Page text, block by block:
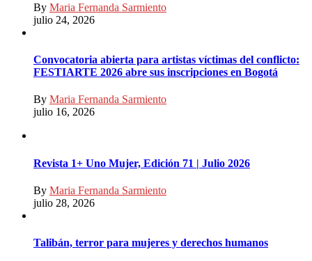
By Maria Fernanda Sarmiento
julio 24, 2026
Convocatoria abierta para artistas víctimas del conflicto:
FESTIARTE 2026 abre sus inscripciones en Bogotá
By Maria Fernanda Sarmiento
julio 16, 2026
Revista 1+ Uno Mujer, Edición 71 | Julio 2026
By Maria Fernanda Sarmiento
julio 28, 2026
Talibán, terror para mujeres y derechos humanos